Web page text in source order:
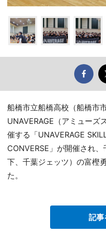
船橋市立船橋高校（船橋市
UNAVERAGE（アミューズ
催する「UNAVERAGE
CONVERSE」が開催され
下、千葉ジェッツ）の富樫
た。
記事